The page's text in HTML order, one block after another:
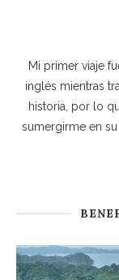
Mi primer viaje
inglés mientras
historia, por lo
sumergirme en